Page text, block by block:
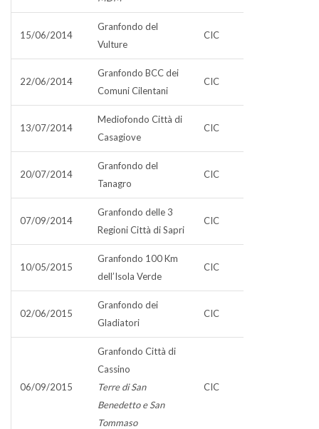
15/06/2014
Granfondo del
Vulture
CIC
22/06/2014
Granfondo BCC dei
Comuni Cilentani
CIC
13/07/2014
Mediofondo Città di
Casagiove
CIC
20/07/2014
Granfondo del
Tanagro
CIC
07/09/2014
Granfondo delle 3
Regioni Città di Sapri
CIC
10/05/2015
Granfondo 100 Km
dell’Isola Verde
CIC
02/06/2015
Granfondo dei
Gladiatori
CIC
06/09/2015
Granfondo Città di
Cassino
Terre di San
Benedetto e San
Tommaso
CIC